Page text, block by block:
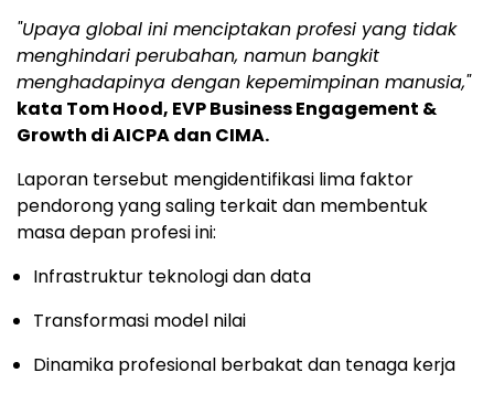
"Upaya global ini menciptakan profesi yang tidak
menghindari perubahan, namun bangkit
menghadapinya dengan kepemimpinan manusia,"
kata Tom Hood, EVP Business Engagement &
Growth di AICPA dan CIMA.
Laporan tersebut mengidentifikasi lima faktor
pendorong yang saling terkait dan membentuk
masa depan profesi ini:
Infrastruktur teknologi dan data
Transformasi model nilai
Dinamika profesional berbakat dan tenaga kerja